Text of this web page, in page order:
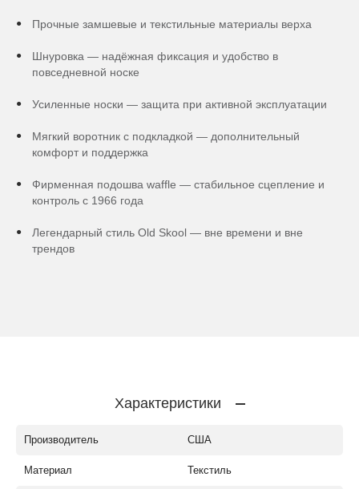
Прочные замшевые и текстильные материалы верха
Шнуровка — надёжная фиксация и удобство в
повседневной носке
Усиленные носки — защита при активной эксплуатации
Мягкий воротник с подкладкой — дополнительный
комфорт и поддержка
Фирменная подошва waffle — стабильное сцепление и
контроль с 1966 года
Легендарный стиль Old Skool — вне времени и вне
трендов
Характеристики
Производитель США
Материал Текстиль